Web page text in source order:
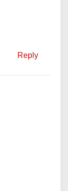
Reply